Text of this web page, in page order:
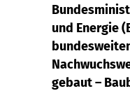
und Energie
gebaut –